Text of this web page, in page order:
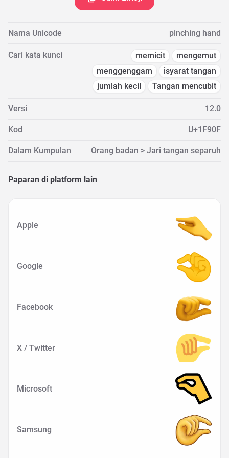
Nama Unicode pinching hand
Cari kata kunci memicit
mengemut
menggenggam
isyarat tangan
jumlah kecil
Tangan mencubit
Versi 12.0
Kod U+1F90F
Dalam Kumpulan Orang badan > Jari tangan separuh
Paparan di platform lain
Apple
Google
Facebook
X / Twitter
Microsoft
Samsung